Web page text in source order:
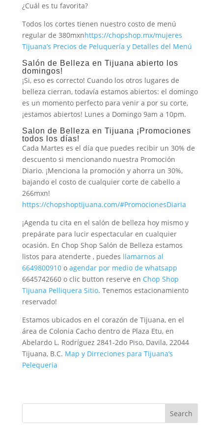
¿Cuál es tu favorita?
Todos los cortes tienen nuestro costo de menú
regular de 380mxnhttps://chopshop.mx/mujeres
Tijuana’s Precios de Peluquería y Detalles del Menú
Salón de Belleza en Tijuana abierto los
domingos!
¡Si, eso es correcto! Cuando los otros lugares de
belleza cierran, todavía estamos abiertos: el domingo
es un momento perfecto para venir a por su corte,
¡estamos abiertos! Lunes a Domingo 9am a 10pm.
Salon de Belleza en Tijuana ¡Promociones
todos los días!
Cada Martes es el día que puedes recibir un 30% de
descuento si mencionando nuestra Promoción
Diario. ¡Menciona la promoción y ahorra un 30%,
bajando el costo de cualquier corte de cabello a
266mxn!
https://chopshoptijuana.com/#PromocionesDiaria
¡Agenda tu cita en el salón de belleza hoy mismo y
prepárate para lucir espectacular en cualquier
ocasión. En Chop Shop Salón de Belleza estamos
listos para atenderte , puedes llamarnos al
6649800910o agendar por medio de whatsapp
6645742660 o clic button reserve en Chop Shop
Tijuana Pelliquera Sitio. Tenemos estacionamiento
reservado!
Estamos ubicados en el corazón de Tijuana, en el
área de Colonia Cacho dentro de Plaza Etu, en
Abelardo L. Rodríguez 2841-2do Piso, Davila, 22044
Tijuana, B.C. Map y Dirreciones para Tijuana’s
Pelequeria